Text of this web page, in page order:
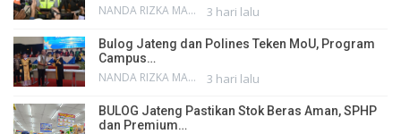
NANDA RIZKA MAHENDRA 3 hari lalu
Bulog Jateng dan Polines Teken MoU, Program
Campus…
NANDA RIZKA MAHENDRA 3 hari lalu
BULOG Jateng Pastikan Stok Beras Aman, SPHP
dan Premium…